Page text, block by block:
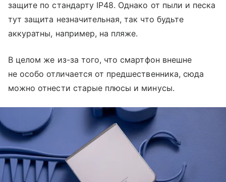
защите по стандарту IP48. Однако от пыли и песка
тут защита незначительная, так что будьте
аккуратны, например, на пляже.
В целом же из-за того, что смартфон внешне
не особо отличается от предшественника, сюда
можно отнести старые плюсы и минусы.